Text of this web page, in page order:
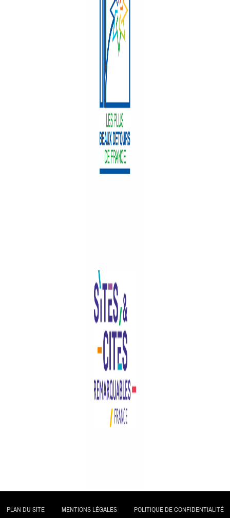
PLAN DU SITE MENTIONS LÉGALES POLITIQUE DE CONFIDENTIALITÉ